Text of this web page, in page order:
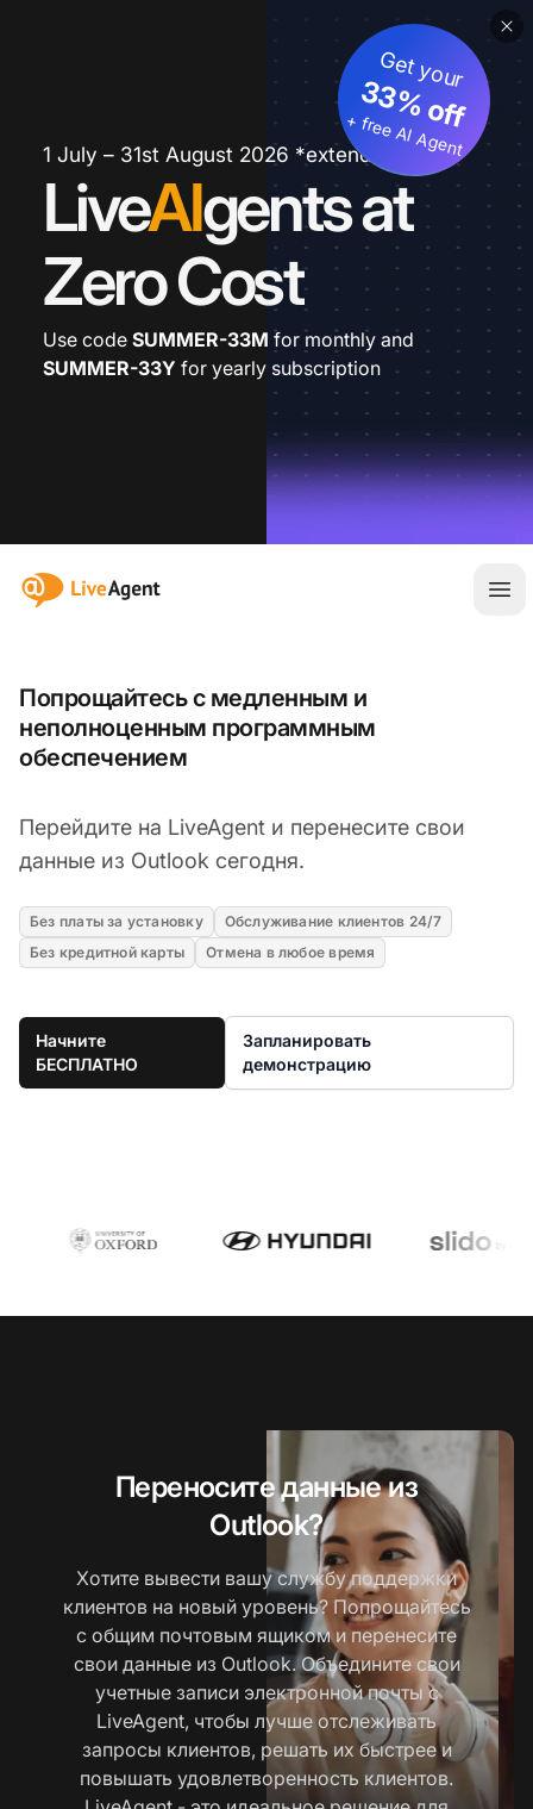
1 July – 31st August 2026 *extended
LiveAIgents at
Zero Cost
Get your
33% off
+ free AI Agent
Use code SUMMER-33M for monthly and
SUMMER-33Y for yearly subscription
:site.title
Попрощайтесь с медленным и
неполноценным программным
обеспечением
Перейдите на LiveAgent и перенесите свои
данные из Outlook сегодня.
Без платы за установку
Обслуживание клиентов 24/7
Без кредитной карты
Отмена в любое время
Начните
БЕСПЛАТНО
Запланировать
демонстрацию
Переносите данные из
Outlook?
Хотите вывести вашу службу поддержки
клиентов на новый уровень? Попрощайтесь
с общим почтовым ящиком и перенесите
свои данные из Outlook. Объедините свои
учетные записи электронной почты с
LiveAgent, чтобы лучше отслеживать
запросы клиентов, решать их быстрее и
повышать удовлетворенность клиентов.